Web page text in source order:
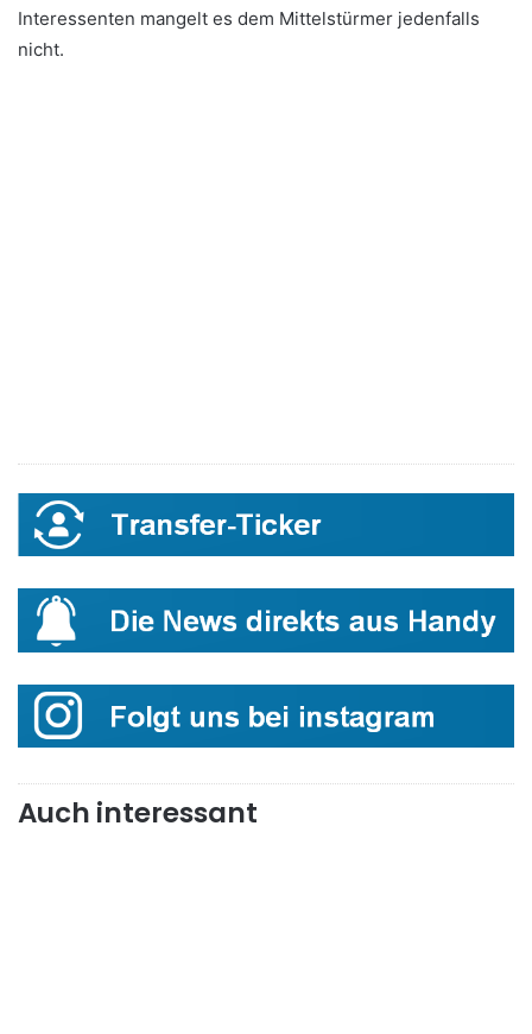
Interessenten mangelt es dem Mittelstürmer jedenfalls
nicht.
Auch interessant